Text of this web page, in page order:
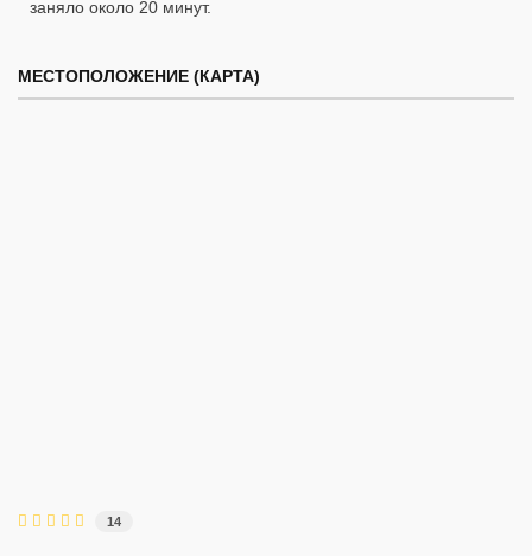
заняло около 20 минут.
МЕСТОПОЛОЖЕНИЕ (КАРТА)
14